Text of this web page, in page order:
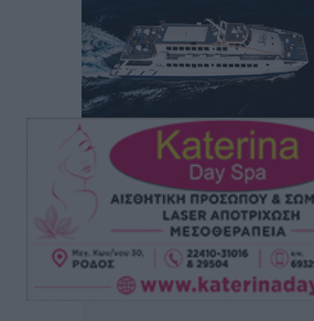
Αθλητικά• πριν 6 ώρες
Κλεάνθης: Έτοιμες οι κάρτες
σεζόν
Αθλητικά πριν 6 ώρες
Ατρόμητος Διμυλιάς: Ο Μαργαρίτης
αδιαπραγμάτευτη φιλοσοφία
Αθλητικά• πριν 6 ώρες